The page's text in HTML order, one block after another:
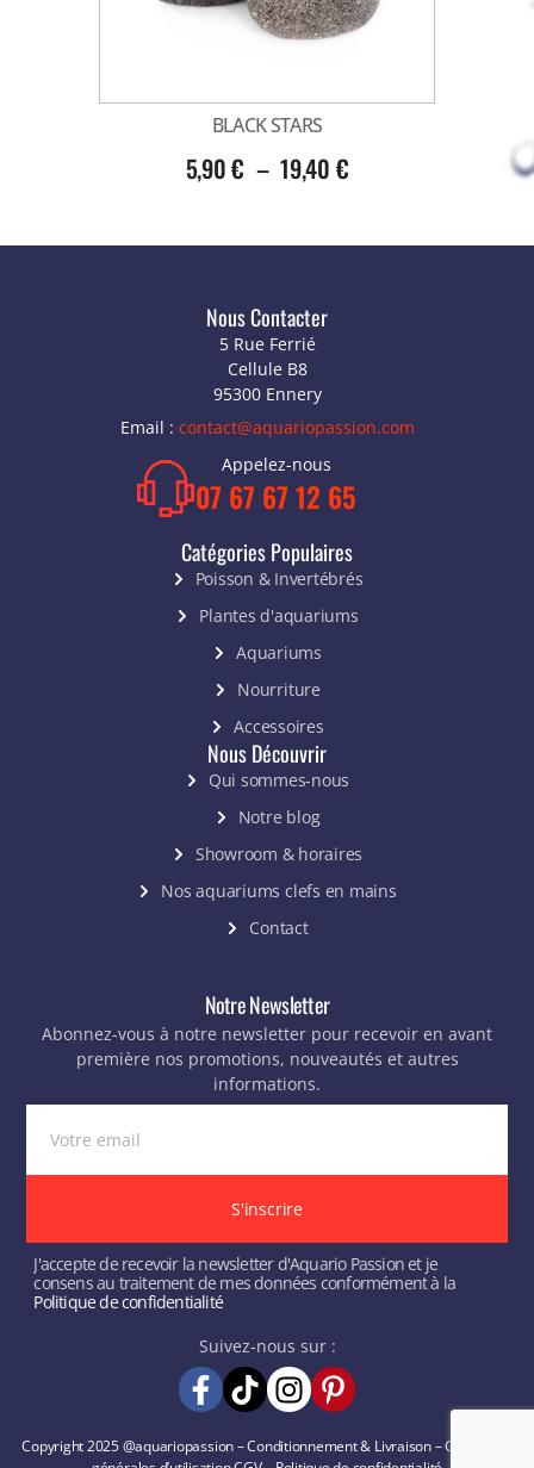
BLACK STARS
5,90€ – 19,40 €
Nous Contacter
5 Rue Ferrié
Cellule B8
95300 Ennery
Email : contact@aquariopassion.com
Appelez-nous
07 67 67 12 65
Catégories Populaires
Poisson & Invertébrés
Plantes d'aquariums
Aquariums
Nourriture
Accessoires
Nous Découvrir
Qui sommes-nous
Notre blog
Showroom & horaires
Nos aquariums clefs en mains
Contact
Notre Newsletter
Abonnez-vous à notre newsletter pour recevoir en avant
première nos promotions, nouveautés et autres
informations.
J'accepte de recevoir la newsletter d'Aquario Passion et je
consens au traitement de mes données conformément à la
Politique de confidentialité
S'inscrire
Suivez-nous sur :
Copyright 2025 @aquariopassion –Conditionnement & Livraison–Conditions